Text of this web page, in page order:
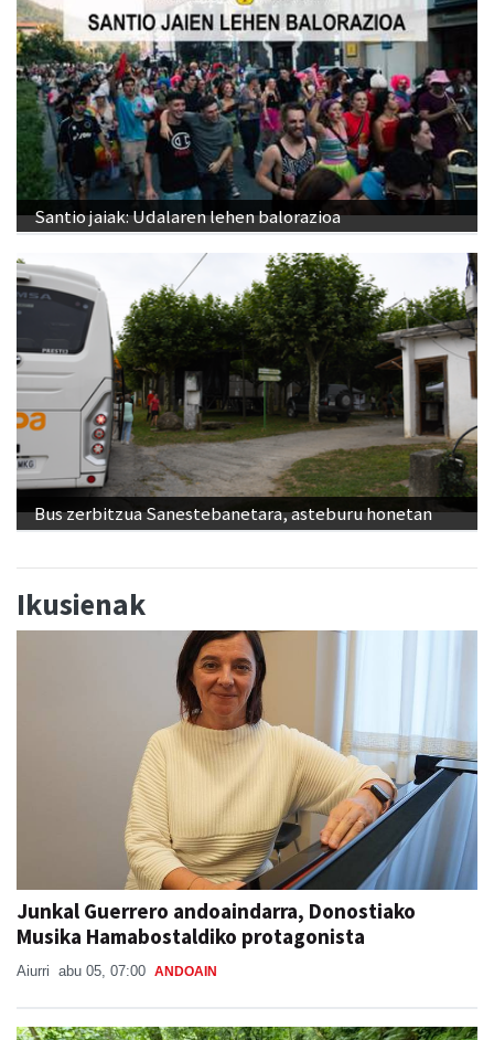
Santio jaiak: Udalaren lehen balorazioa
Bus zerbitzua Sanestebanetara, asteburu honetan
Ikusienak
Junkal Guerrero andoaindarra, Donostiako
Musika Hamabostaldiko protagonista
Aiurri abu 05, 07:00 ANDOAIN